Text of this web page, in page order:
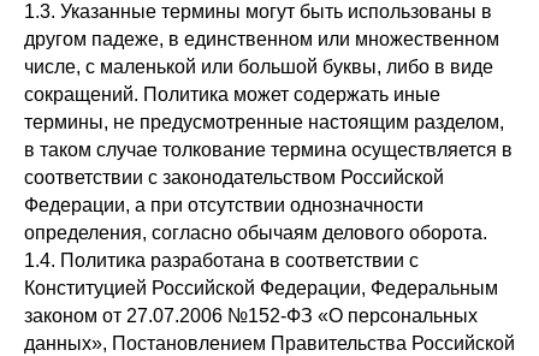
1.3. Указанные термины могут быть использованы в
другом падеже, в единственном или множественном
числе, с маленькой или большой буквы, либо в виде
сокращений. Политика может содержать иные
термины, не предусмотренные настоящим разделом,
в таком случае толкование термина осуществляется в
соответствии с законодательством Российской
Федерации, а при отсутствии однозначности
определения, согласно обычаям делового оборота.
1.4. Политика разработана в соответствии с
Конституцией Российской Федерации, Федеральным
законом от 27.07.2006 №152-ФЗ «О персональных
данных», Постановлением Правительства Российской